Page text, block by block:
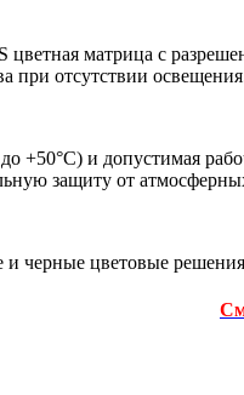
матрица с
при отсутствии
+50°С) и допустимая
защиту от
черные цветовые